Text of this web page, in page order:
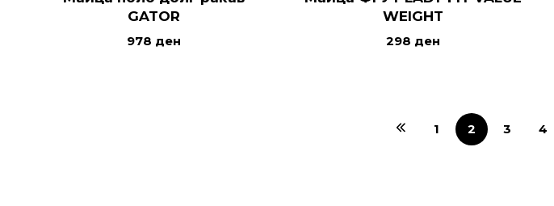
GATOR
978 ден
WEIGHT
298 ден
1 2 3 4